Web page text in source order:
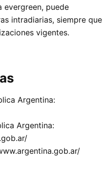
evergreen, puede
intradiarias, siempre que
vigentes.
Argentina:
Argentina: